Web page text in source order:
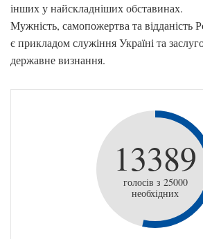
інших у найскладніших обставинах.
Мужність, самопожертва та відданість
є прикладом служіння Україні та
державне визнання.
13389
голосів з 25000
необхідних